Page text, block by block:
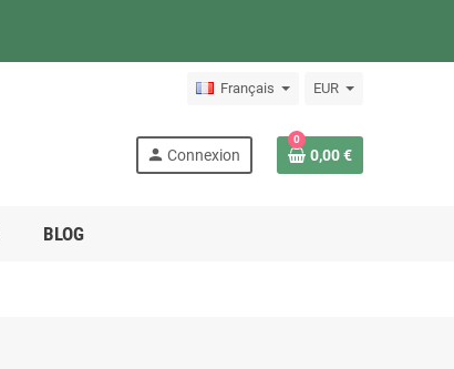
Français EUR
person Connexion
0
0,00 €
BLOG